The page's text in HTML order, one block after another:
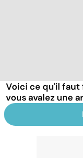
Voici ce qu'il faut
vous avalez une